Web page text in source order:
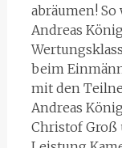
abräumen!
Andreas
beim
mit den
Andreas
Christof Groß